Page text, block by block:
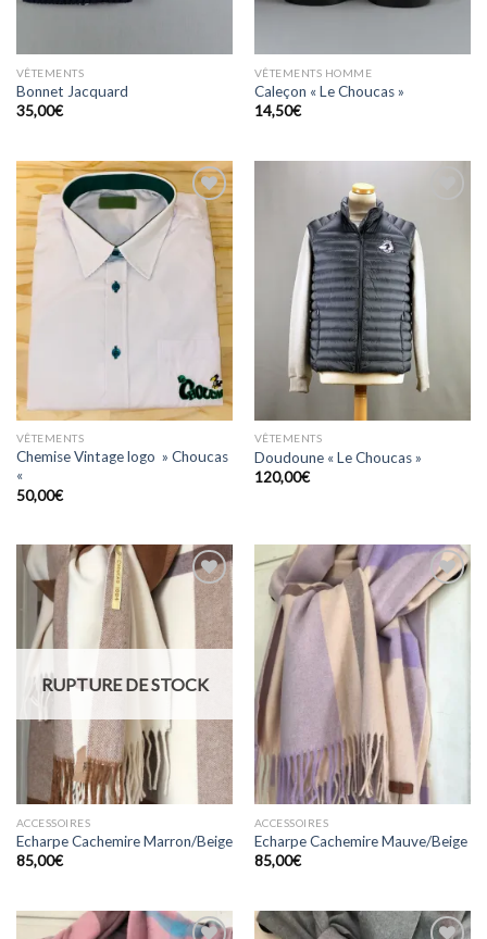
VÊTEMENTS
Bonnet Jacquard
35,00€
VÊTEMENTS HOMME
Caleçon « Le Choucas »
14,50€
Ajouter
à la
wishlist
VÊTEMENTS
Chemise Vintage logo » Choucas
«
50,00€
wishlist
VÊTEMENTS
Doudoune « Le Choucas »
120,00€
Ajouter
wishlist
RUPTURE DE STOCK
ACCESSOIRES
Echarpe Cachemire Marron/Beige
85,00€
Ajouter
à la
ACCESSOIRES
Echarpe Cachemire Mauve/Beige
85,00€